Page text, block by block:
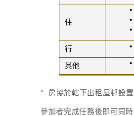
住
•
行
其他
* 房協於轄下出租 屋邨設
參加者完成任務後即可同時